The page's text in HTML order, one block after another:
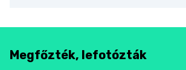
Megfőzték, lefotózták